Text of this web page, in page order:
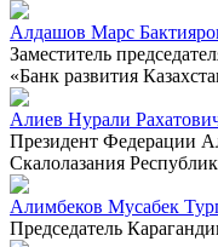
Алдашов Марс
Заместитель
«Банк развития
Алиев Нурали
Президент Федерации
Скалолазания
Алимбеков Мусабек
Председатель